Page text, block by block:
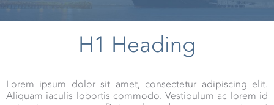
H1 Heading
Lorem ipsum dolor sit amet, consectetur adipiscing elit.
Aliquam iaculis lobortis commodo. Vestibulum ac lorem id